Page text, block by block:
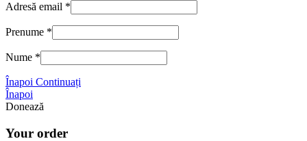
Adresă email *
Prenume *
Nume *
Înapoi Continuați
Înapoi
Donează
Your order